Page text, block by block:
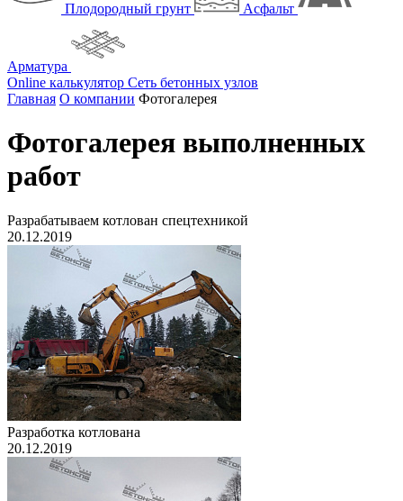
Плодородный грунт Асфальт
Арматура
Online калькулятор Сеть бетонных узлов
Главная О компании Фотогалерея
Фотогалерея выполненных
работ
Разрабатываем котлован спецтехникой
20.12.2019
Разработка котлована
20.12.2019